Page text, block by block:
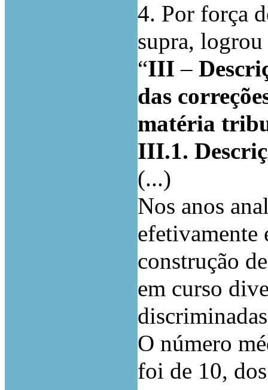
4. Por força
supra, logrou
“III–
das
matéria
III.1.
(...)
Nos anos
efetivamente
construção
em curso
O número
foi de 10,